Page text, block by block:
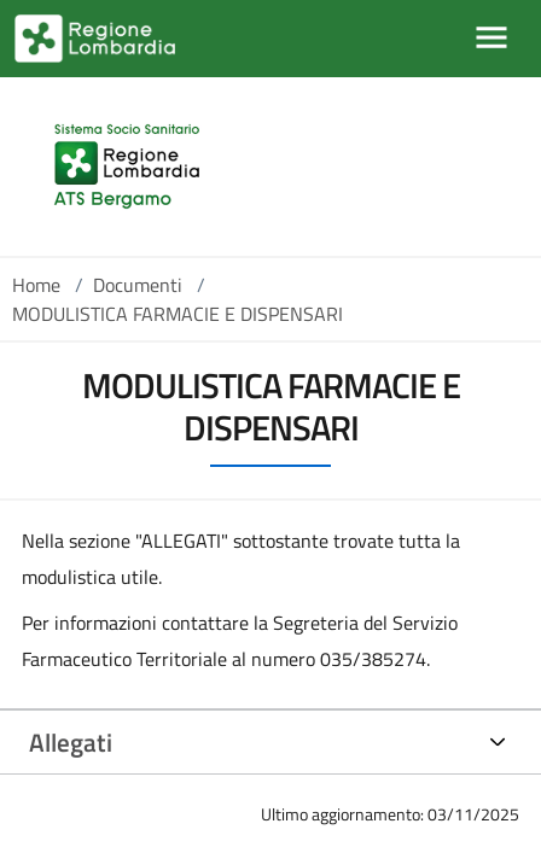
Salta al contenuto principale
Home / Documenti /
MODULISTICA FARMACIE E DISPENSARI
MODULISTICA FARMACIE E
DISPENSARI
Nella sezione "ALLEGATI" sottostante trovate tutta la
modulistica utile.
Per informazioni contattare la Segreteria del Servizio
Farmaceutico Territoriale al numero 035/385274.
Allegati
Ultimo aggiornamento: 03/11/2025